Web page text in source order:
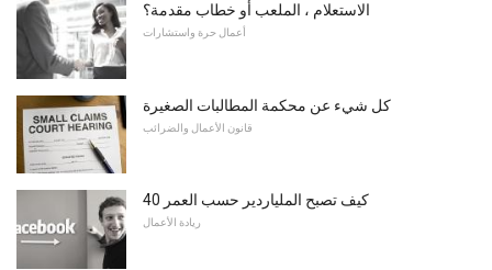
الاستعلام ، الملعب أو خطاب مقدمة؟
أعمال حرة واستشارات
كل شيء عن محكمة المطالبات الصغيرة
قانون الأعمال والضرائب
كيف تصبح الملياردير حسب العمر 40
ريادة الأعمال